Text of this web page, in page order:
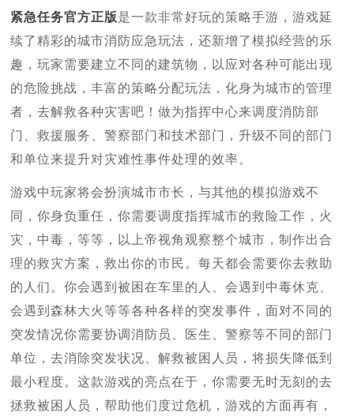
紧急任务官方正版是一款非常好玩的策略手游，游戏延
续了精彩的城市消防应急玩法，还新增了模拟经营的乐
趣，玩家需要建立不同的建筑物，以应对各种可能出现
的危险挑战，丰富的策略分配玩法，化身为城市的管理
者，去解救各种灾害吧！做为指挥中心来调度消防部
门、救援服务、警察部门和技术部门，升级不同的部门
和单位来提升对灾难性事件处理的效率。
游戏中玩家将会扮演城市市长，与其他的模拟游戏不
同，你身负重任，你需要调度指挥城市的救险工作，火
灾，中毒，等等，以上帝视角观察整个城市，制作出合
理的救灾方案，救出你的市民。每天都会需要你去救助
的人们。你会遇到被困在车里的人、会遇到中毒休克、
会遇到森林大火等等各种各样的突发事件，面对不同的
突发情况你需要协调消防员、医生、警察等不同的部门
单位，去消除突发状况、解救被困人员，将损失降低到
最小程度。这款游戏的亮点在于，你需要无时无刻的去
拯救被困人员，帮助他们度过危机，游戏的方面再有，